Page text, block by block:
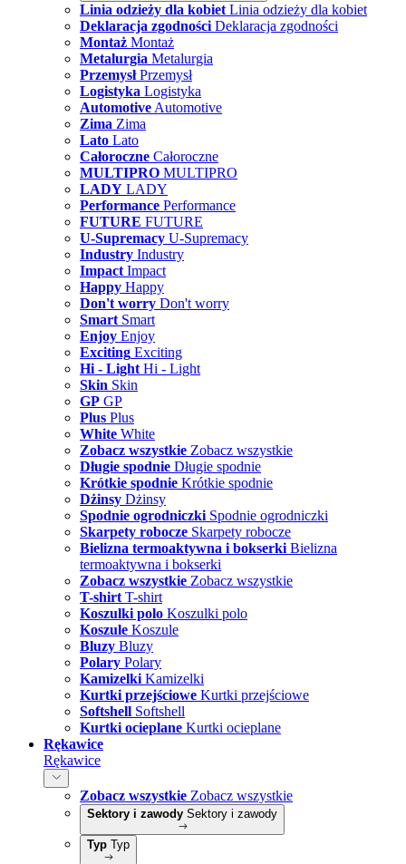
Linia odzieży dla kobiet Linia odzieży dla kobiet
Deklaracja zgodności Deklaracja zgodności
Montaż Montaż
Metalurgia Metalurgia
Przemysł Przemysł
Logistyka Logistyka
Automotive Automotive
Zima Zima
Lato Lato
Całoroczne Całoroczne
MULTIPRO MULTIPRO
LADY LADY
Performance Performance
FUTURE FUTURE
U-Supremacy U-Supremacy
Industry Industry
Impact Impact
Happy Happy
Don't worry Don't worry
Smart Smart
Enjoy Enjoy
Exciting Exciting
Hi - Light Hi - Light
Skin Skin
GP GP
Plus Plus
White White
Zobacz wszystkie Zobacz wszystkie
Długie spodnie Długie spodnie
Krótkie spodnie Krótkie spodnie
Dżinsy Dżinsy
Spodnie ogrodniczki Spodnie ogrodniczki
Skarpety robocze Skarpety robocze
Bielizna termoaktywna i bokserki Bielizna
termoaktywna i bokserki
Zobacz wszystkie Zobacz wszystkie
T-shirt T-shirt
Koszulki polo Koszulki polo
Koszule Koszule
Bluzy Bluzy
Polary Polary
Kamizelki Kamizelki
Kurtki przejściowe Kurtki przejściowe
Softshell Softshell
Kurtki ocieplane Kurtki ocieplane
Rękawice
Rękawice
Zobacz wszystkie Zobacz wszystkie
Sektory i zawody Sektory i zawody
Typ Typ